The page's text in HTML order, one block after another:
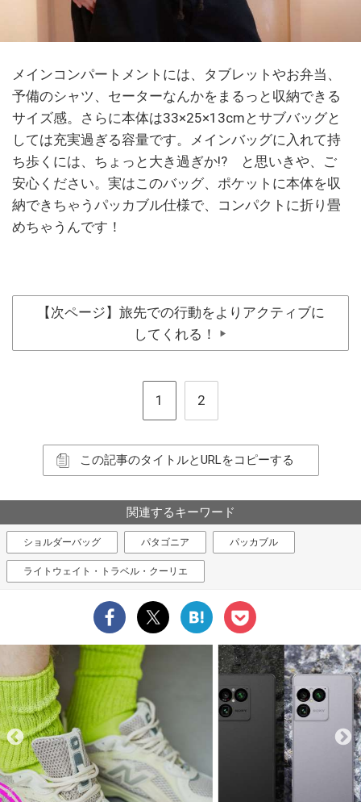
メインコンパートメントには、タブレットやお弁当、
予備のシャツ、セーターなんかをまるっと収納できる
サイズ感。さらに本体は33×25×13cmとサブバッグと
しては充実過ぎる容量です。メインバッグに入れて持
ち歩くには、ちょっと大き過ぎか!? と思いきや、ご
安心ください。実はこのバッグ、ポケットに本体を収
納できちゃうパッカブル仕様で、コンパクトに折り畳
めちゃうんです！
【次ページ】旅先での行動をよりアクティブに
してくれる！
▶
1 2
この記事のタイトルとURLをコピーする
関連するキーワード
ショルダーバッグ パタゴニア パッカブル
ライトウェイト・トラベル・クーリエ